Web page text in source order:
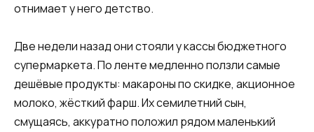
отнимает у него детство.
Две недели назад они стояли у кассы бюджетного
супермаркета. По ленте медленно ползли самые
дешёвые продукты: макароны по скидке, акционное
молоко, жёсткий фарш. Их семилетний сын,
смущаясь, аккуратно положил рядом маленький